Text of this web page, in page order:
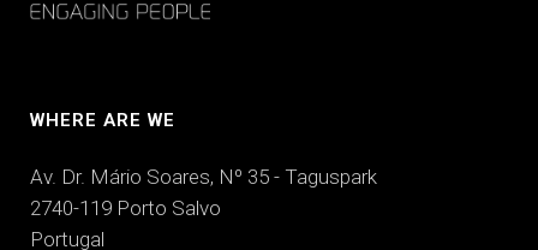
WHERE ARE WE
Av. Dr. Mário Soares, Nº 35 - Taguspark
2740-119 Porto Salvo
Portugal